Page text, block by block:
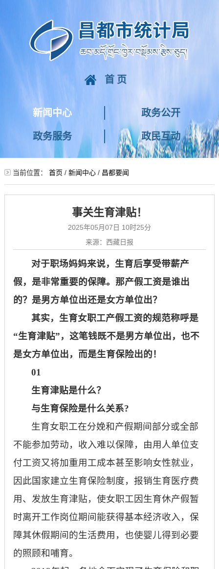
首页
新闻中心 政务公开
政务服务 政民互动
当前位置： 首页 / 新闻中心/ 昌都要闻
事关生育津贴！
2025年05月07日 10时25分
来源：西藏日报
对于职场妈妈来说，生育后享受带薪产
假，是非常重要的保障。那产假工资是谁出
的？是男方单位出还是女方单位出？
其实， 生育女职工产假工资的规范称呼是
“生育津贴”，这笔钱既不是男方单位出，也不
是女方单位出，而是生育保险出的！
01
生育津贴是什么？
与生育保险是什么关系?
生育女职工在分娩和产假期间部分或全部
不能参加劳动，收入难以保障，由用人单位支
付工资又将加重用工成本甚至影响女性就业，
因此国家建立生育保险制度，报销生育医疗费
用、发放生育津贴，使女职工因生育休产假暂
时离开工作岗位期间能获得基本经济收入，保
障其休假期间的生活费用，也使婴儿得到必要
的照顾和哺育。